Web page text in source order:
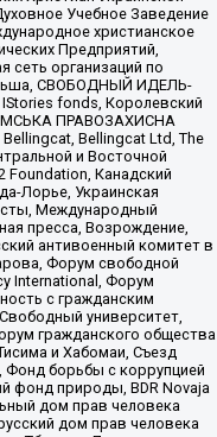
Учебное Заведение
христианское
Предприятий,
сеть организаций по
СВОБОДНЫЙ ИДЕЛЬ-
fonds, Королевский
ПРАВОЗАХИСНА
Bellingcat Ltd, The
и Восточной
Канадский
Лорье, Украинская
Международный
пресса, Возрождение,
антивоенный комитет в
Форум свободной
International, Форум
с гражданским
университет,
гражданского общества
и Хабомаи, Съезд
Фонд борьбы с коррупцией
фонд природы, BDR Novaja
дом прав человека
дом прав человека